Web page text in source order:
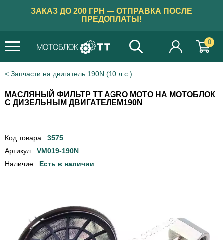
ЗАКАЗ ДО 200 ГРН — ОТПРАВКА ПОСЛЕ
ПРЕДОПЛАТЫ!
0
Запчасти на двигатель 190N (10 л.с.)
МАСЛЯНЫЙ ФИЛЬТР TT AGRO MOTO НА МОТОБЛОК
С ДИЗЕЛЬНЫМ ДВИГАТЕЛЕМ190N
Код товара : 3575
Артикул : VM019-190N
Наличие : Есть в наличии